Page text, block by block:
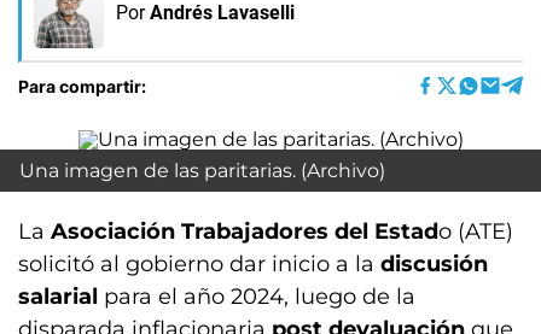
Por Andrés Lavaselli
Para compartir:
Una imagen de las paritarias. (Archivo)
La Asociación Trabajadores del Estado (ATE)
solicitó al gobierno dar inicio a la discusión
salarial para el año 2024, luego de la